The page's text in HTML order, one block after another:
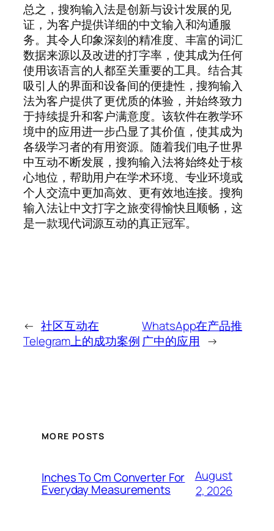
总之，搜狗输入法是创新与设计发展的见
证，为客户提供详细的中文输入和沟通服
务。其令人印象深刻的精准度、丰富的词汇
数据来源以及改进的打字率，使其成为任何
使用该语言的人都至关重要的工具。结合其
吸引人的界面和设备间的便捷性，搜狗输入
法为客户提供了更优质的体验，并始终致力
于持续提升和客户满意度。该软件在教学环
境中的应用进一步凸显了其价值，使其成为
各级学习者的有用资源。随着我们电子世界
中互动不断发展，搜狗输入法将始终处于核
心地位，帮助用户在学术环境、专业环境或
个人交流中更加高效、更有效地连接。搜狗
输入法让中文打字之旅变得愉快且顺畅，这
是一款现代词源互动的真正冠军。
← 社区互动在
Telegram上的成功案例
WhatsApp在产品推
广中的应用 →
MORE POSTS
Inches To Cm Converter For
Everyday Measurements
August
2, 2026